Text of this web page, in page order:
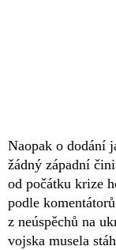
Naopak o dodání
žádný západní
od počátku krize
podle
z neúspěchů na
vojska musela